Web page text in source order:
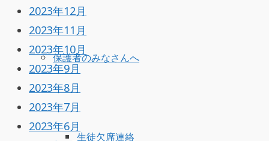
保護者のみなさんへ
生徒欠席連絡
2023年12月
2023年11月
2023年10月
2023年9月
2023年8月
2023年7月
2023年6月